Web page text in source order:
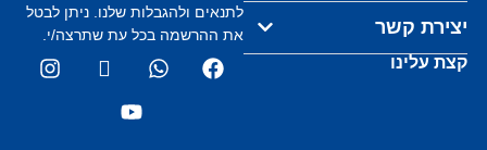
יצירת קשר
קצת עלינו
לתנאים ולהגבלות שלנו. ניתן לבטל
את ההרשמה בכל עת שתרצה/י.